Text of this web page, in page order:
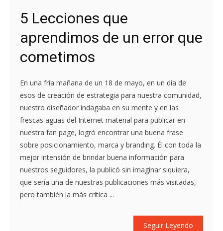
5 Lecciones que
aprendimos de un error que
cometimos
En una fría mañana de un 18 de mayo, en un día de
esos de creación de estrategia para nuestra comunidad,
nuestro diseñador indagaba en su mente y en las
frescas aguas del Internet material para publicar en
nuestra fan page, logró encontrar una buena frase
sobre posicionamiento, marca y branding. Él con toda la
mejor intensión de brindar buena información para
nuestros seguidores, la publicó sin imaginar siquiera,
que sería una de nuestras publicaciones más visitadas,
pero también la más critica ...
Seguir Leyendo